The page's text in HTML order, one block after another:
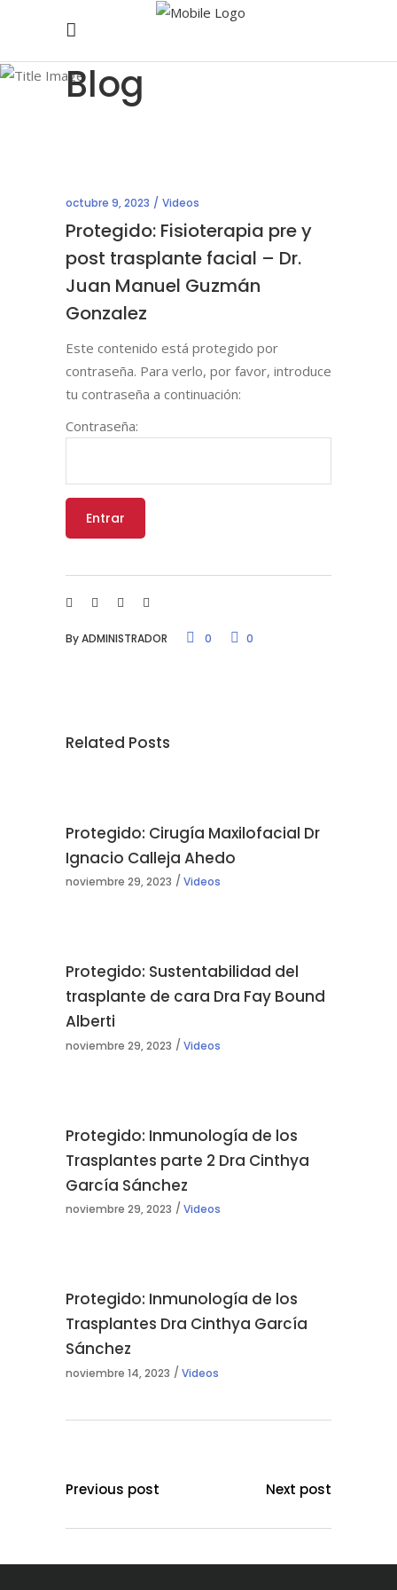
Blog
octubre 9, 2023 Videos
Protegido: Fisioterapia pre y
post trasplante facial – Dr.
Juan Manuel Guzmán
Gonzalez
Este contenido está protegido por
contraseña. Para verlo, por favor, introduce
tu contraseña a continuación:
Contraseña:
ByADMINISTRADOR 0 0
Related Posts
Protegido: Cirugía Maxilofacial Dr
Ignacio Calleja Ahedo
noviembre 29, 2023 Videos
Protegido: Sustentabilidad del
trasplante de cara Dra Fay Bound
Alberti
noviembre 29, 2023 Videos
Protegido: Inmunología de los
Trasplantes parte 2 Dra Cinthya
García Sánchez
noviembre 29, 2023 Videos
Protegido: Inmunología de los
Trasplantes Dra Cinthya García
Sánchez
noviembre 14, 2023 Videos
Previous post Next post